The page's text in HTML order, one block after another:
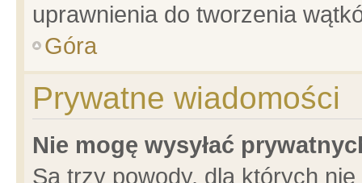
uprawnienia do tworzenia
Góra
Prywatne wiadomości
Nie mogę wysyłać
Są trzy powody, dla których